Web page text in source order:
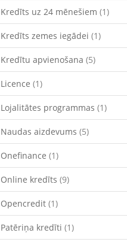
Kredīts uz 24 mēnešiem (1)
Kredīts zemes iegādei (1)
Kredītu apvienošana (5)
Licence (1)
Lojalitātes programmas (1)
Naudas aizdevums (5)
Onefinance (1)
Online kredīts (9)
Opencredit (1)
Patēriņa kredīti (1)